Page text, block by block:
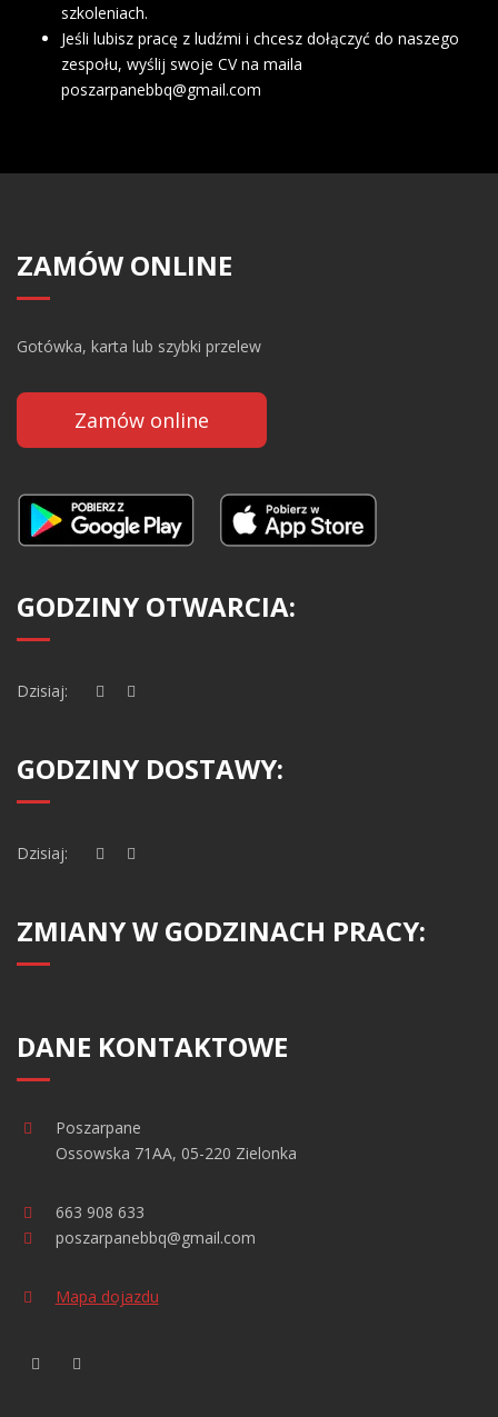
szkoleniach.
Jeśli lubisz pracę z ludźmi i chcesz dołączyć do naszego
zespołu, wyślij swoje CV na maila
poszarpanebbq@gmail.com
ZAMÓW ONLINE
Gotówka, karta lub szybki przelew
Zamów online
GODZINY OTWARCIA:
Dzisiaj:
GODZINY DOSTAWY:
Dzisiaj:
ZMIANY W GODZINACH PRACY:
DANE KONTAKTOWE
Poszarpane
Ossowska 71AA, 05-220 Zielonka
663 908 633
poszarpanebbq@gmail.com
Mapa dojazdu